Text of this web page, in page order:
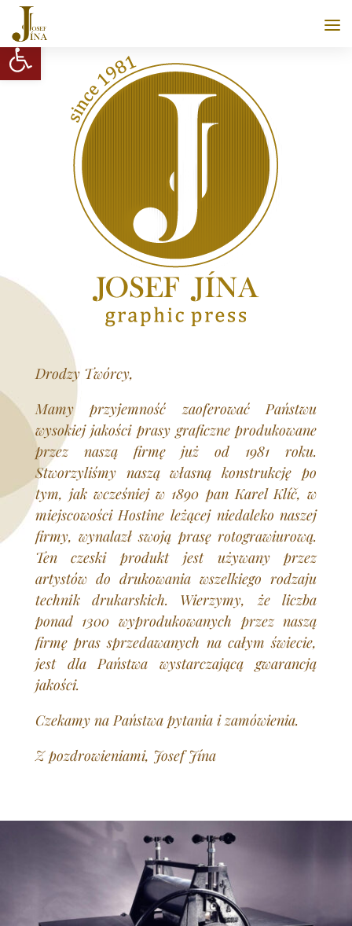
Otwórz pasek narzędzi
Drodzy Twórcy,
Mamy przyjemność zaoferować Państwu
wysokiej jakości prasy graficzne produkowane
przez naszą firmę już od 1981 roku.
Stworzyliśmy naszą własną konstrukcję po
tym, jak wcześniej w 1890 pan Karel Klíč, w
miejscowości Hostine leżącej niedaleko naszej
firmy, wynalazł swoją prasę rotograwiurową.
Ten czeski produkt jest używany przez
artystów do drukowania wszelkiego rodzaju
technik drukarskich. Wierzymy, że liczba
ponad 1300 wyprodukowanych przez naszą
firmę pras sprzedawanych na całym świecie,
jest dla Państwa wystarczającą gwarancją
jakości.
Czekamy na Państwa pytania i zamówienia.
Z pozdrowieniami, Josef Jína